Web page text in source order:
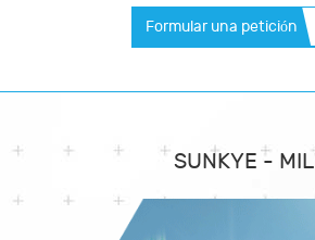
Formular una petición
SUNKYE - MIL